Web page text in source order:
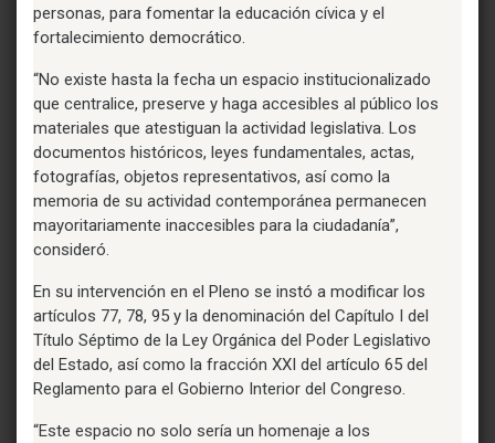
personas, para fomentar la educación cívica y el
fortalecimiento democrático.
“No existe hasta la fecha un espacio institucionalizado
que centralice, preserve y haga accesibles al público los
materiales que atestiguan la actividad legislativa. Los
documentos históricos, leyes fundamentales, actas,
fotografías, objetos representativos, así como la
memoria de su actividad contemporánea permanecen
mayoritariamente inaccesibles para la ciudadanía”,
consideró.
En su intervención en el Pleno se instó a modificar los
artículos 77, 78, 95 y la denominación del Capítulo I del
Título Séptimo de la Ley Orgánica del Poder Legislativo
del Estado, así como la fracción XXI del artículo 65 del
Reglamento para el Gobierno Interior del Congreso.
“Este espacio no solo sería un homenaje a los